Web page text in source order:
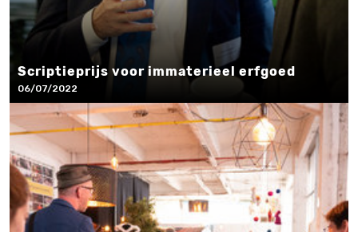
Scriptieprijs voor immaterieel erfgoed
06/07/2022